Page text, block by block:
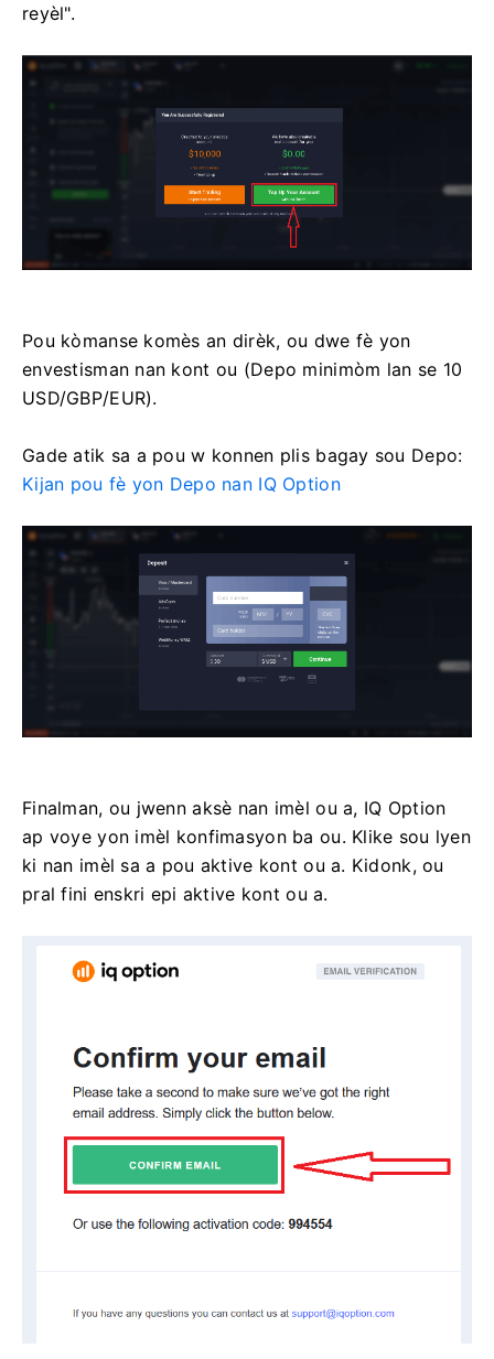
reyèl".
Pou kòmanse komès an dirèk, ou dwe fè yon
envestisman nan kont ou (Depo minimòm lan se 10
USD/GBP/EUR).
Gade atik sa a pou w konnen plis bagay sou Depo:
Kijan pou fè yon Depo nan IQ Option
Finalman, ou jwenn aksè nan imèl ou a, IQ Option
ap voye yon imèl konfimasyon ba ou. Klike sou lyen
ki nan imèl sa a pou aktive kont ou a. Kidonk, ou
pral fini enskri epi aktive kont ou a.